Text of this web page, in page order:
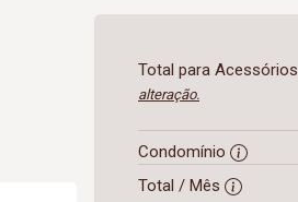
Total para Acessórios
alteração.
Condomínio
Total / Mês